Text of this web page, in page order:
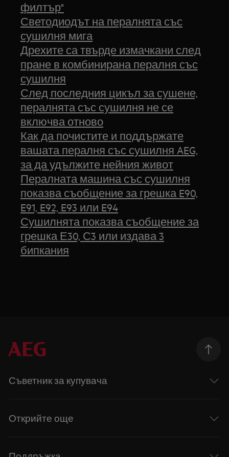
филтър"
Светодиодът на пералнята със
сушилня мига
Дрехите са твърде измачкани след
пране в комбинирана пералня със
сушилня
След последния цикъл за сушене,
пералнята със сушилня не се
включва отново
Как да почистите и поддържате
вашата пералня със сушилня AEG,
за да удължите нейния живот
Пералната машина със сушилня
показва съобщение за грешка E90,
E91, E92, E93 или E94
Сушилнята показва съобщение за
грешка Е30, С3 или издава 3
бипкания
Съветник за купувача
Открийте още